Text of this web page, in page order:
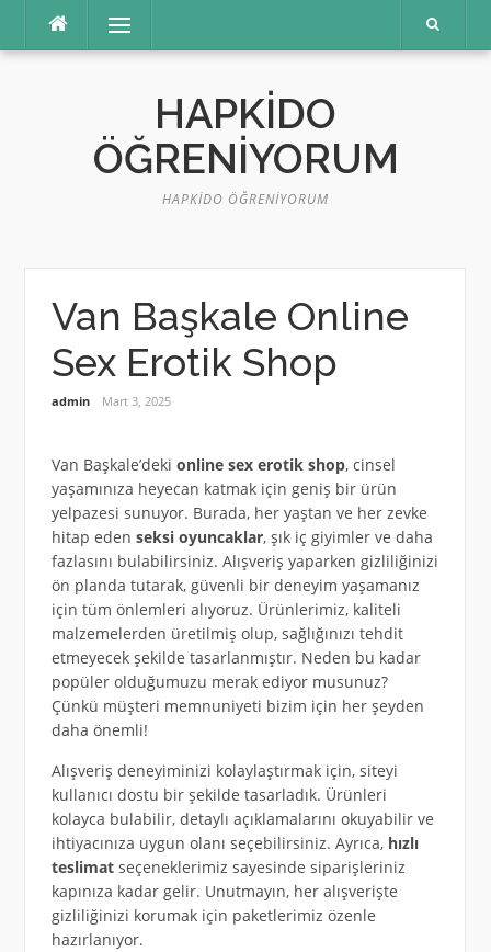
Menü
HAPKIDO
ÖĞRENIYORUM
HAPKIDO ÖĞRENIYORUM
Van Başkale Online
Sex Erotik Shop
admin Mart 3, 2025
Van Başkale’deki online sex erotik shop, cinsel
yaşamınıza heyecan katmak için geniş bir ürün
yelpazesi sunuyor. Burada, her yaştan ve her zevke
hitap eden seksi oyuncaklar, şık iç giyimler ve daha
fazlasını bulabilirsiniz. Alışveriş yaparken gizliliğinizi
ön planda tutarak, güvenli bir deneyim yaşamanız
için tüm önlemleri alıyoruz. Ürünlerimiz, kaliteli
malzemelerden üretilmiş olup, sağlığınızı tehdit
etmeyecek şekilde tasarlanmıştır. Neden bu kadar
popüler olduğumuzu merak ediyor musunuz?
Çünkü müşteri memnuniyeti bizim için her şeyden
daha önemli!
Alışveriş deneyiminizi kolaylaştırmak için, siteyi
kullanıcı dostu bir şekilde tasarladık. Ürünleri
kolayca bulabilir, detaylı açıklamalarını okuyabilir ve
ihtiyacınıza uygun olanı seçebilirsiniz. Ayrıca, hızlı
teslimatseçeneklerimiz sayesinde siparişleriniz
kapınıza kadar gelir. Unutmayın, her alışverişte
gizliliğinizi korumak için paketlerimiz özenle
hazırlanıyor.